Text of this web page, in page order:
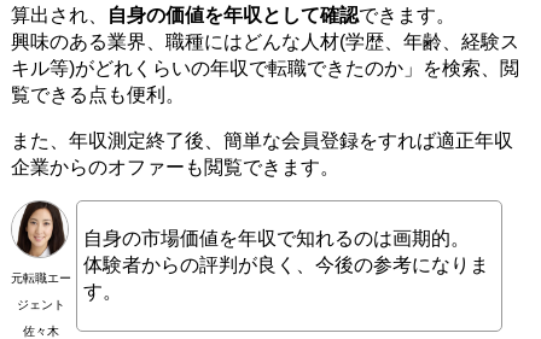
算出され、
自身の価値を年収として確認できます。
興味のある業界、職種にはどんな人材(学歴、年齢、経験ス
キル等)がどれくらいの年収で転職できたのか」を検索、閲
覧できる点も便利。
また、年収測定終了後、簡単な会員登録をすれば適正年収
企業からのオファーも閲覧できます。
元転職エー
ジェント
佐々木
自身の市場価値を年収で知れるのは画期的。
体験者からの評判が良く、今後の参考になりま
す。